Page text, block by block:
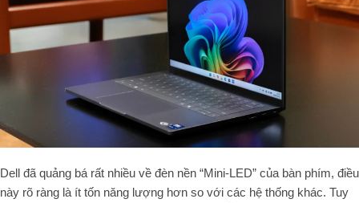
Dell đã quảng bá rất nhiều về đèn nền “Mini-LED” của bàn phím, điều
này rõ ràng là ít tốn năng lượng hơn so với các hệ thống khác. Tuy